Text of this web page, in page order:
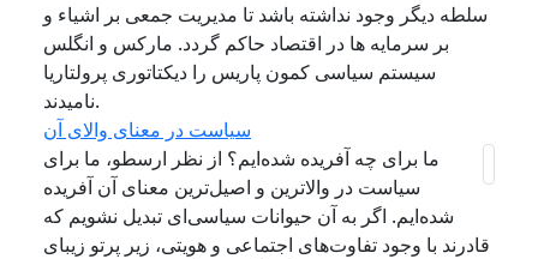
سلطه دیگر وجود نداشته باشد تا مدیریت جمعی بر اشیاء و
بر سرمایه ها در اقتصاد حاکم گردد. مارکس و انگلس
سیستم سیاسی کمون پاریس را دیکتاتوری پرولتاریا
نامیدند.
سیاست در معنای والای آن
ما برای چه آفریده شده‌ایم؟ از نظر ارسطو، ما برای
سیاست در والاترین و اصیل‌ترین معنای آن آفریده
شده‌ایم. اگر به آن حیوانات سیاسی‌ای تبدیل نشویم که
قادرند با وجود تفاوت‌های اجتماعی و هویتی، زیر پرتو زیبای